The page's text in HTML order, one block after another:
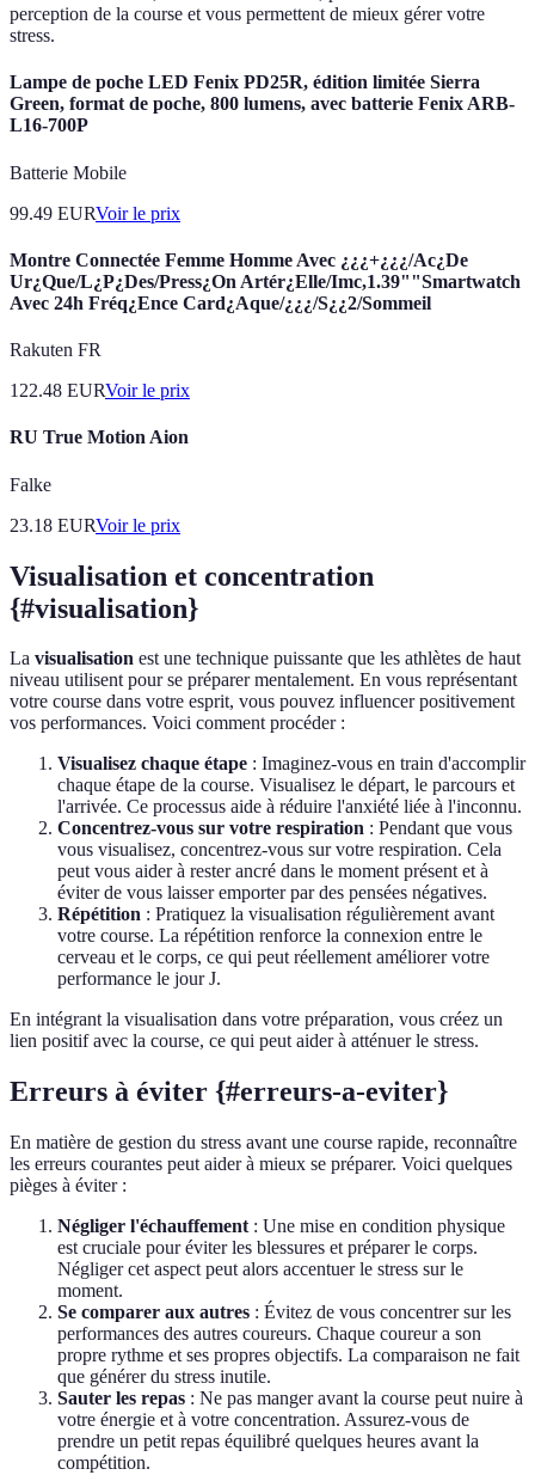
perception de la course et vous permettent de mieux gérer votre
stress.
Lampe de poche LED Fenix PD25R, édition limitée Sierra
Green, format de poche, 800 lumens, avec batterie Fenix ARB-
L16-700P
Batterie Mobile
99.49 EURVoir le prix
Montre Connectée Femme Homme Avec ¿¿¿+¿¿¿/Ac¿De
Ur¿Que/L¿P¿Des/Press¿On Artér¿Elle/Imc,1.39""Smartwatch
Avec 24h Fréq¿Ence Card¿Aque/¿¿¿/S¿¿2/Sommeil
Rakuten FR
122.48 EURVoir le prix
RU True Motion Aion
Falke
23.18 EURVoir le prix
Visualisation et concentration
{#visualisation}
La visualisation est une technique puissante que les athlètes de haut
niveau utilisent pour se préparer mentalement. En vous représentant
votre course dans votre esprit, vous pouvez influencer positivement
vos performances. Voici comment procéder :
Visualisez chaque étape : Imaginez-vous en train d'accomplir
chaque étape de la course. Visualisez le départ, le parcours et
l'arrivée. Ce processus aide à réduire l'anxiété liée à l'inconnu.
Concentrez-vous sur votre respiration : Pendant que vous
vous visualisez, concentrez-vous sur votre respiration. Cela
peut vous aider à rester ancré dans le moment présent et à
éviter de vous laisser emporter par des pensées négatives.
Répétition : Pratiquez la visualisation régulièrement avant
votre course. La répétition renforce la connexion entre le
cerveau et le corps, ce qui peut réellement améliorer votre
performance le jour J.
En intégrant la visualisation dans votre préparation, vous créez un
lien positif avec la course, ce qui peut aider à atténuer le stress.
Erreurs à éviter {#erreurs-a-eviter}
En matière de gestion du stress avant une course rapide, reconnaître
les erreurs courantes peut aider à mieux se préparer. Voici quelques
pièges à éviter :
Négliger l'échauffement : Une mise en condition physique
est cruciale pour éviter les blessures et préparer le corps.
Négliger cet aspect peut alors accentuer le stress sur le
moment.
Se comparer aux autres : Évitez de vous concentrer sur les
performances des autres coureurs. Chaque coureur a son
propre rythme et ses propres objectifs. La comparaison ne fait
que générer du stress inutile.
Sauter les repas : Ne pas manger avant la course peut nuire à
votre énergie et à votre concentration. Assurez-vous de
prendre un petit repas équilibré quelques heures avant la
compétition.